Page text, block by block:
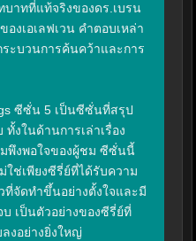
บาทที่แท้จริงของดร.เบรน
งเอเลฟเวน คำตอบเหล่า
ะบวนการค้นคว้าและการ
ซีซั่น 5 เป็นซีซั่นที่สรุป
งในด้านการเล่าเรื่อง
พึงพอใจของผู้ชม ซีซั่นนี้
ใช่เพียงซีรี่ย์ที่ได้รับความ
ที่จัดทำขึ้นอย่างตั้งใจและมี
เป็นตัวอย่างของซีรี่ย์ที่
งอย่างยิ่งใหญ่